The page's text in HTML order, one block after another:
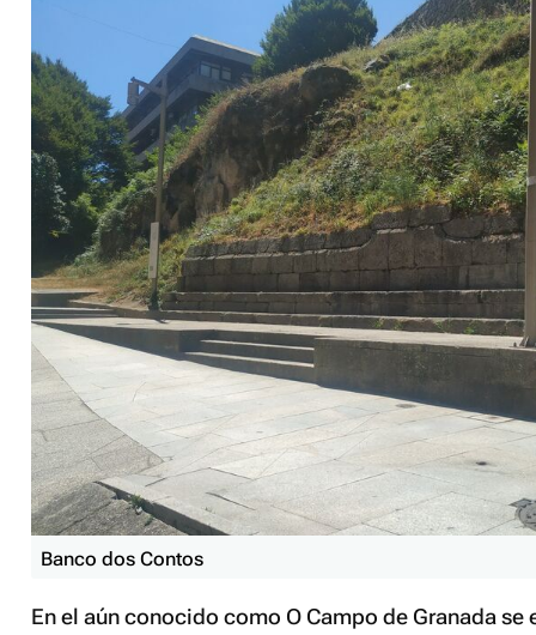
Banco dos Contos
En el aún conocido como O Campo de Granada se